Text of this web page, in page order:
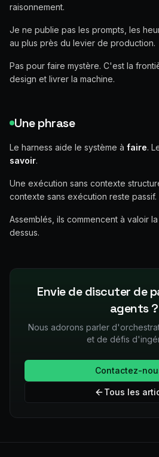
raisonnement.
Je ne publie pas les prompts, les
au plus près du levier de production.
Pas pour faire mystère. C'est la
design et livrer la machine.
Une phrase
Le harness aide le système à faire.
savoir.
Une exécution sans contexte
contexte sans exécution reste passif.
Assemblés, ils commencent à valoir
dessus.
Envie de discuter de
agents ?
Nous adorons parler
et de défis
Contactez-
Tous les